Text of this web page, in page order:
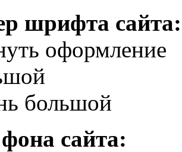
шрифта сайта:
оформление
большой
сайта: